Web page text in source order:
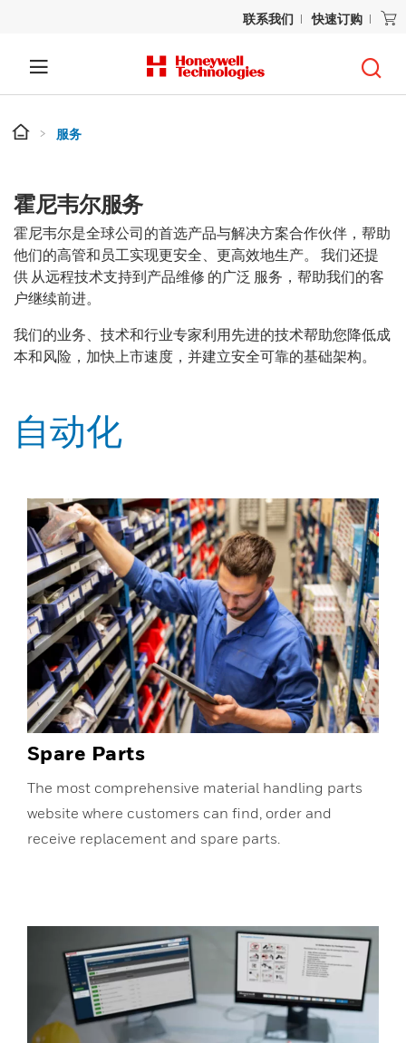
联系我们 快速订购
服务
霍尼韦尔服务
霍尼韦尔是全球公司的首选产品与解决方案合作伙伴，帮助
他们的高管和员工实现更安全、更高效地生产。 我们还提
供 从远程技术支持到产品维修 的广泛 服务，帮助我们的客
户继续前进。
我们的业务、技术和行业专家利用先进的技术帮助您降低成
本和风险，加快上市速度，并建立安全可靠的基础架构。
自动化
Spare Parts
The most comprehensive material handling parts
website where customers can find, order and
receive replacement and spare parts.